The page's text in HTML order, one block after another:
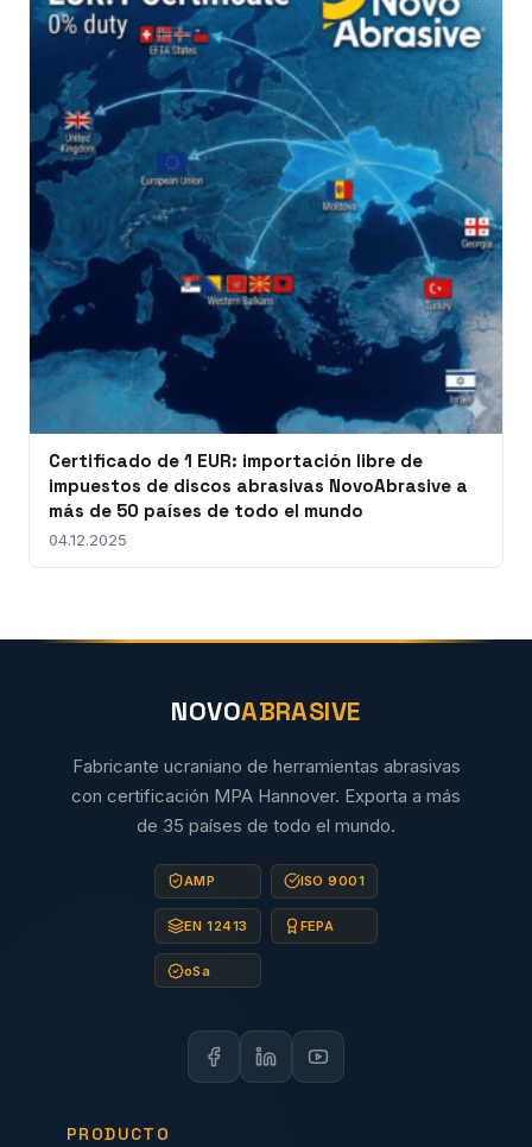
Certificado de 1 EUR: importación libre de
impuestos de discos abrasivas NovoAbrasive a
más de 50 países de todo el mundo
04.12.2025
NOVOABRASIVE
Fabricante ucraniano de herramientas abrasivas
con certificación MPA Hannover. Exporta a más
de 35 países de todo el mundo.
AMP ISO 9001
EN 12413 FEPA
oSa
PRODUCTO